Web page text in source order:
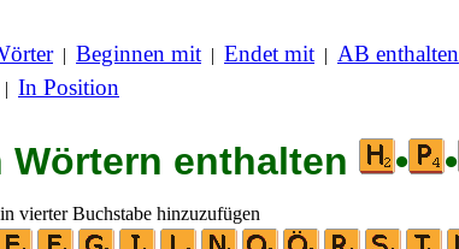
| Beginnen mit | Endet mit | AB enthalten
| In Position
Wörtern enthalten • •
vierter Buchstabe hinzuzufügen